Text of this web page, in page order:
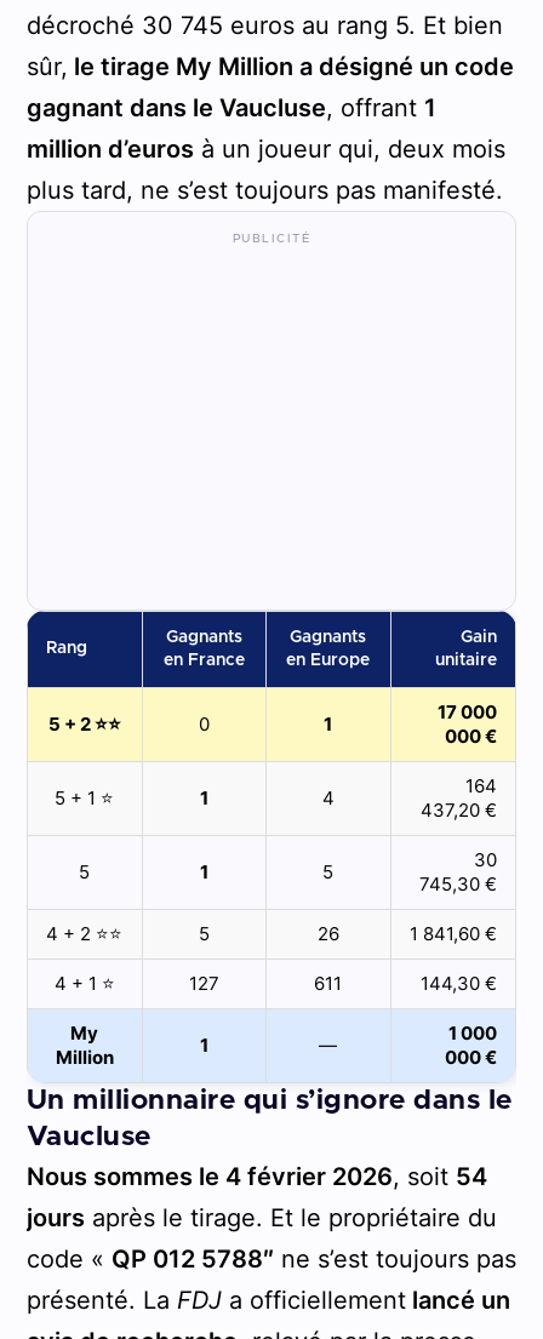
décroché 30 745 euros au rang 5. Et bien
sûr, le tirage My Million a désigné un code
gagnant dans le Vaucluse, offrant 1
million d’eurosà un joueur qui, deux mois
plus tard, ne s’est toujours pas manifesté.
Rang
Gagnants
en France
Gagnants
en Europe
Gain
unitaire
5 + 2 ⭐⭐ 0 1
17 000
000 €
5 + 1 ⭐ 1 4
164
437,20 €
5 1 5
30
745,30 €
4 + 2 ⭐⭐ 5 26 1 841,60 €
4 + 1 ⭐ 127 611 144,30 €
My
Million
1 —
1 000
000 €
Un millionnaire qui s’ignore dans le
Vaucluse
Nous sommes le 4 février 2026, soit 54
joursaprès le tirage. Et le propriétaire du
code « QP 012 5788″ ne s’est toujours pas
présenté. La FDJa officiellementlancé un